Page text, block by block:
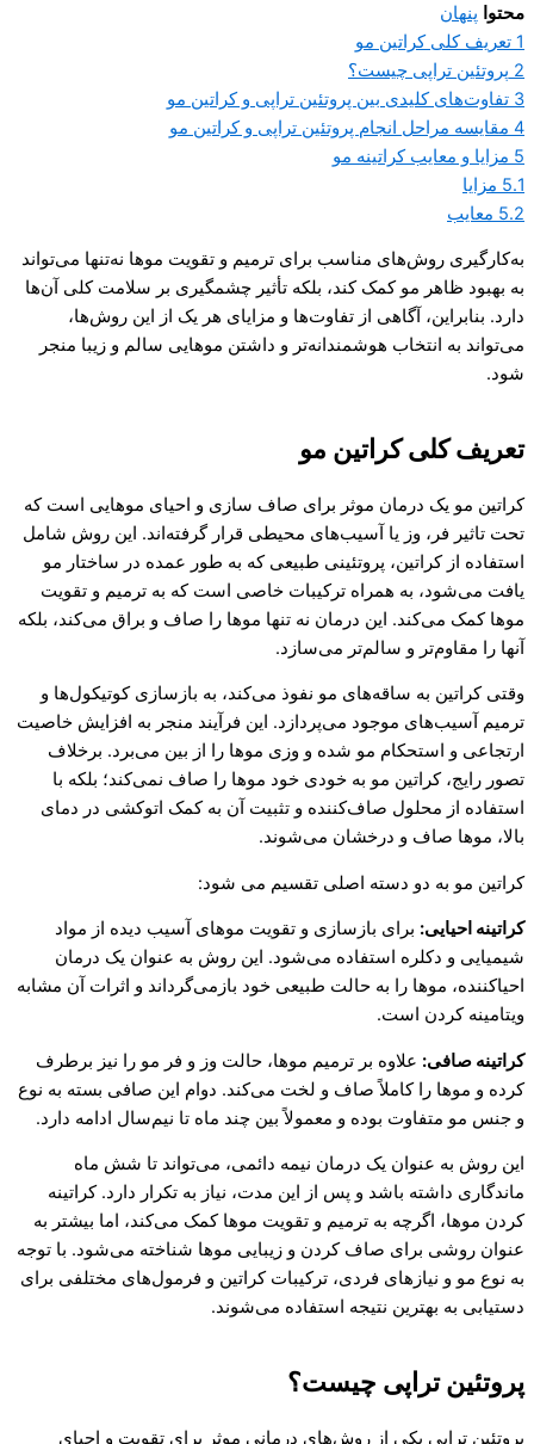
محتوا
پنهان
تعریف کلی کراتین مو
پروتئین تراپی چیست؟
3 تفاوت‌های کلیدی بین پروتئین تراپی و کراتین مو
4 مقایسه مراحل انجام پروتئین تراپی و کراتین مو
مزایا و معایب کراتینه مو
5.1 مزایا
5.2 معایب
به‌کارگیری روش‌های مناسب برای ترمیم و تقویت موها نه‌تنها می‌تواند
به بهبود ظاهر مو کمک کند، بلکه تأثیر چشمگیری بر سلامت کلی آن‌ها
دارد. بنابراین، آگاهی از تفاوت‌ها و مزایای هر یک از این روش‌ها،
می‌تواند به انتخاب هوشمندانه‌تر و داشتن موهایی سالم و زیبا منجر
شود.
تعریف کلی کراتین مو
کراتین مو یک درمان موثر برای صاف سازی و احیای موهایی است که
تحت تاثیر فر، وز یا آسیب‌های محیطی قرار گرفته‌اند. این روش شامل
استفاده از کراتین، پروتئینی طبیعی که به طور عمده در ساختار مو
یافت می‌شود، به همراه ترکیبات خاصی است که به ترمیم و تقویت
موها کمک می‌کند. این درمان نه تنها موها را صاف و براق می‌کند، بلکه
آنها را مقاوم‌تر و سالم‌تر می‌سازد.
وقتی کراتین به ساقه‌های مو نفوذ می‌کند، به بازسازی کوتیکول‌ها و
ترمیم آسیب‌های موجود می‌پردازد. این فرآیند منجر به افزایش خاصیت
ارتجاعی و استحکام مو شده و وزی موها را از بین می‌برد. برخلاف
تصور رایج، کراتین مو به خودی خود موها را صاف نمی‌کند؛ بلکه با
استفاده از محلول صاف‌کننده و تثبیت آن به کمک اتوکشی در دمای
بالا، موها صاف و درخشان می‌شوند.
کراتین مو به دو دسته اصلی تقسیم می شود:
کراتینه احیایی:برای بازسازی و تقویت موهای آسیب دیده از مواد
شیمیایی و دکلره استفاده می‌شود. این روش به عنوان یک درمان
احیاکننده، موها را به حالت طبیعی خود بازمی‌گرداند و اثرات آن مشابه
ویتامینه کردن است.
کراتینه صافی:علاوه بر ترمیم موها، حالت وز و فر مو را نیز برطرف
کرده و موها را کاملاً صاف و لخت می‌کند. دوام این صافی بسته به نوع
و جنس مو متفاوت بوده و معمولاً بین چند ماه تا نیم‌سال ادامه دارد.
این روش به عنوان یک درمان نیمه دائمی، می‌تواند تا شش ماه
ماندگاری داشته باشد و پس از این مدت، نیاز به تکرار دارد. کراتینه
کردن موها، اگرچه به ترمیم و تقویت موها کمک می‌کند، اما بیشتر به
عنوان روشی برای صاف کردن و زیبایی موها شناخته می‌شود. با توجه
به نوع مو و نیازهای فردی، ترکیبات کراتین و فرمول‌های مختلفی برای
دستیابی به بهترین نتیجه استفاده می‌شوند.
پروتئین تراپی چیست؟
پروتئین تراپی یکی از روش‌های درمانی موثر برای تقویت و احیای